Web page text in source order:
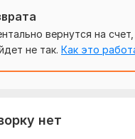
800 знаков
вернутся на счет,
не так. Как это
нет